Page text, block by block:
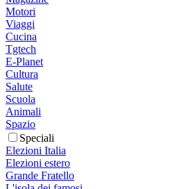
Motori
Viaggi
Cucina
Tgtech
E-Planet
Cultura
Salute
Scuola
Animali
Spazio
Speciali
Elezioni Italia
Elezioni estero
Grande Fratello